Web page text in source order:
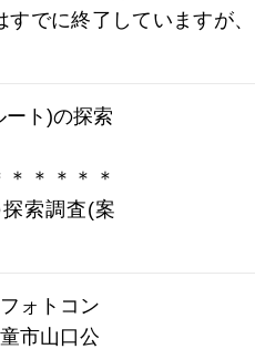
でに終了していますが、
ト)の探索
＊＊＊＊
索調査(案
ォトコン
市山口公